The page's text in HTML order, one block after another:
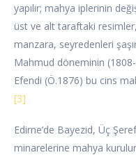
yapılır; mahya iplerinin
üst ve alt taraftaki
manzara, seyredenleri
Mahmud döneminin
Efendi (Ö.1876) bu cins
[3]
Edirne’de Bayezid, Üç
minarelerine mahya